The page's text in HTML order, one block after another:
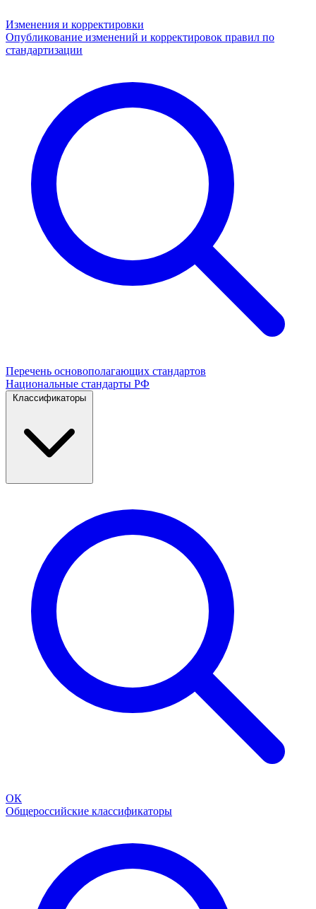
Изменения и корректировки
Опубликование изменений и корректировок правил по
стандартизации
Перечень основополагающих стандартов
Национальные стандарты РФ
Классификаторы
ОК
Общероссийские классификаторы